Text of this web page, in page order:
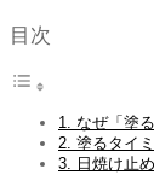
目次
1. なぜ「塗
2. 塗るタイ
3. 日焼け止